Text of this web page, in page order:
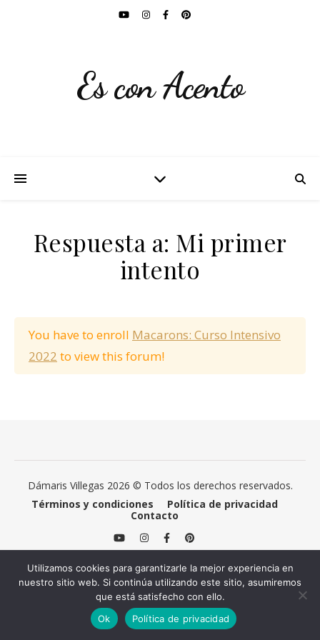
Es con Acento
Respuesta a: Mi primer
intento
You have to enroll Macarons: Curso Intensivo
2022 to view this forum!
Dámaris Villegas 2026 © Todos los derechos reservados.
Términos y condiciones
Política de privacidad
Contacto
Utilizamos cookies para garantizarle la mejor experiencia en
nuestro sitio web. Si continúa utilizando este sitio, asumiremos
que está satisfecho con ello.
Ok
Política de privacidad